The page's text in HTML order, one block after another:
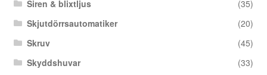
Siren & blixtljus
(35)
Skjutdörrsautomatiker
(20)
Skruv
(45)
Skyddshuvar
(33)